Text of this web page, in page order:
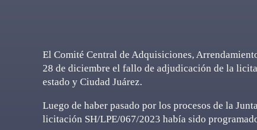
El Comité Central de Adquisiciones,
28 de diciembre el fallo de adjudicación de la
estado y Ciudad Juárez.
Luego de haber pasado por los procesos de la
licitación SH/LPE/067/2023 había sido